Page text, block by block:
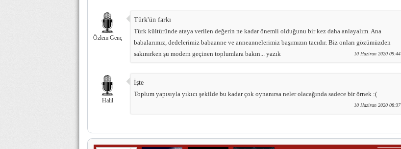
Özlem Genç
Türk'ün farkı
Türk kültüründe ataya verilen değerin ne kadar önemli olduğunu bir kez daha anlayalım. Ana
babalarımız, dedelerimiz babaanne ve anneannelerimiz başımızın tacıdır. Biz onları gözümüzden
sakınırken şu modern geçinen toplumlara bakın... yazık
10 Haziran 2020 09:44
Halil
İşte
Toplum yapısıyla yıkıcı şekilde bu kadar çok oynanırsa neler olacağında sadece bir örnek :(
10 Haziran 2020 08:37